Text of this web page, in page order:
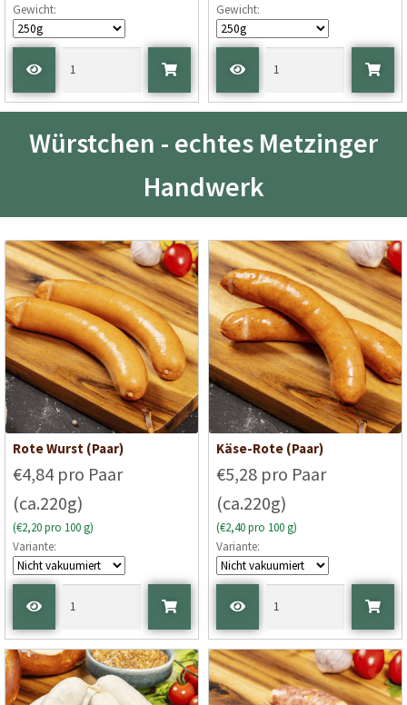
Gewicht:
Gewicht:
Würstchen - echtes Metzinger
Handwerk
Rote Wurst (Paar)
€4,84 pro Paar
(ca.220g)
(€2,20 pro 100 g)
Variante:
Käse-Rote (Paar)
€5,28 pro Paar
(ca.220g)
(€2,40 pro 100 g)
Variante: